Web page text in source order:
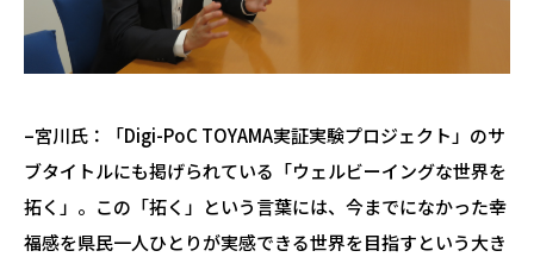
–宮川氏：「Digi-PoC TOYAMA実証実験プロジェクト」のサ
ブタイトルにも掲げられている「ウェルビーイングな世界を
拓く」。この 「拓く」という言葉には、今までになかった幸
福感を県民一人ひとりが実感できる世界を目指すという大き